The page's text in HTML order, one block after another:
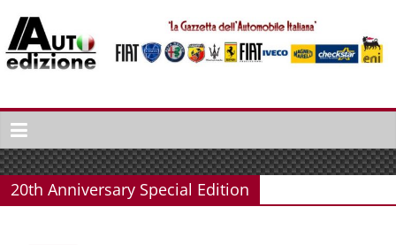
naar
inhoud
Auto
Edizione
La
Gazetta
dell'Automobile
20th Anniversary Special Edition